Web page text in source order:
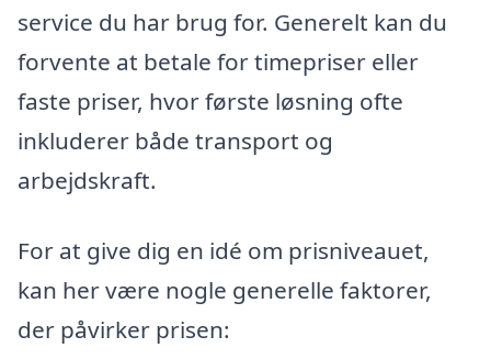
service du har brug for. Generelt kan du
forvente at betale for timepriser eller
faste priser, hvor første løsning ofte
inkluderer både transport og
arbejdskraft.
For at give dig en idé om prisniveauet,
kan her være nogle generelle faktorer,
der påvirker prisen: